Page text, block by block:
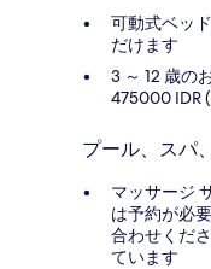
可動式ベッ
だけます
3 ～ 12 歳の
475000 IDR
プール、スパ
マッサージ
は予約が必
合わせくだ
ています